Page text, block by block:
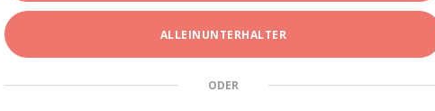
ALLEINUNTERHALTER
ODER